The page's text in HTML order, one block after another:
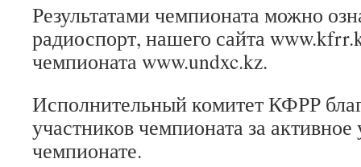
Результатами чемпионата можно
радиоспорт, нашего сайта
чемпионата www.undxc.kz.
Исполнительный комитет КФРР
участников чемпионата за активное
чемпионате.